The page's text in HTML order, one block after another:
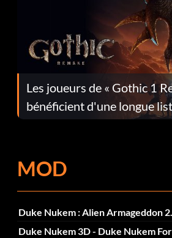
Les joueurs de « Gothic 1
bénéficient d'une longue
corrections dans la mise à
MOD
Duke Nukem : Alien Armageddon
Duke Nukem 3D - Duke Nukem